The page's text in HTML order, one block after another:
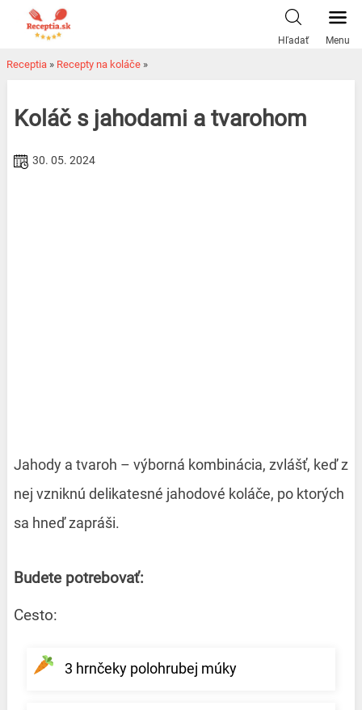
Hľadať Menu
Receptia » Recepty na koláče »
Koláč s jahodami a tvarohom
30. 05. 2024
Jahody a tvaroh – výborná kombinácia, zvlášť, keď z
nej vzniknú delikatesné jahodové koláče, po ktorých
sa hneď zapráši.
Budete potrebovať:
Cesto:
3 hrnčeky polohrubej múky